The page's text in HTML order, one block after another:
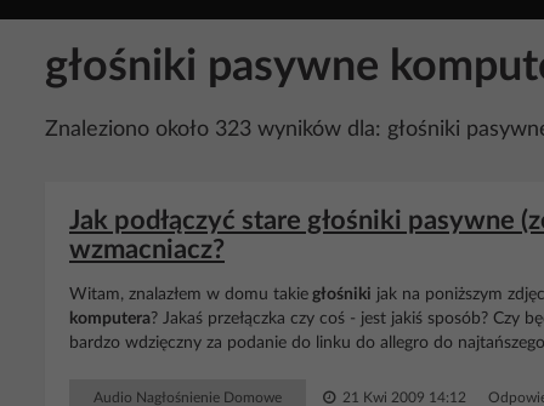
głośniki pasywne
Znaleziono około 323 wyników dla: głośniki
Jak podłączyć stare głośniki pasywne
wzmacniacz?
Witam, znalazłem w domu takie głośniki jak na poniższym
komputera? Jakaś przełączka czy coś - jest jakiś sposób? Czy
bardzo wdzięczny za podanie do linku do allegro do
Audio Nagłośnienie Domowe 21 Kwi 2009 14:12